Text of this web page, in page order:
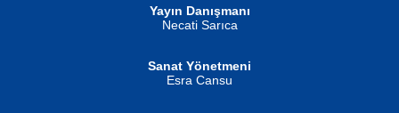
Yayın Danışmanı
Necati Sarıca
Sanat Yönetmeni
Esra Cansu